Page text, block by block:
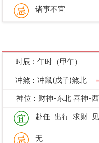
诸事不宜
时辰：午时（甲午）
冲煞：冲鼠(戊子)煞北
神位：财神-东北 喜神-
赴任 出行 求财
无